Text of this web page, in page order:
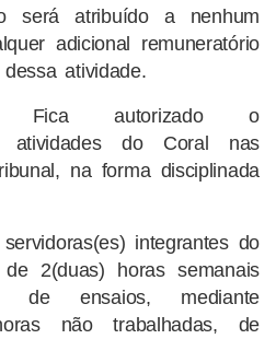
será atribuído a nenhum
adicional remuneratório
atividade.
Fica autorizado o
atividades do Coral nas
na forma disciplinada
integrantes do
2(duas) horas semanais
de ensaios, mediante
não trabalhadas, de